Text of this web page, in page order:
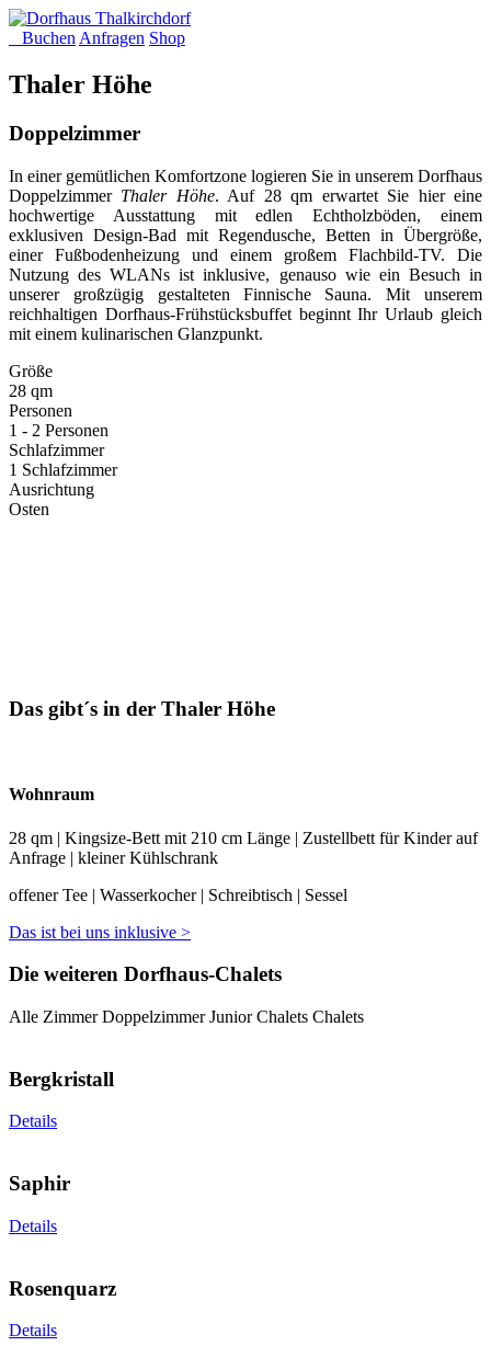
Buchen Anfragen Shop
Thaler Höhe
Doppelzimmer
In einer gemütlichen Komfortzone logieren Sie in unserem Dorfhaus
Doppelzimmer Thaler Höhe. Auf 28 qm erwartet Sie hier eine
hochwertige Ausstattung mit edlen Echtholzböden, einem
exklusiven Design-Bad mit Regendusche, Betten in Übergröße,
einer Fußbodenheizung und einem großem Flachbild-TV. Die
Nutzung des WLANs ist inklusive, genauso wie ein Besuch in
unserer großzügig gestalteten Finnische Sauna. Mit unserem
reichhaltigen Dorfhaus-Frühstücksbuffet beginnt Ihr Urlaub gleich
mit einem kulinarischen Glanzpunkt.
Größe
28 qm
Personen
1 - 2 Personen
Schlafzimmer
1 Schlafzimmer
Ausrichtung
Osten
Das gibt´s in der Thaler Höhe
Wohnraum
28 qm | Kingsize-Bett mit 210 cm Länge | Zustellbett für Kinder auf
Anfrage | kleiner Kühlschrank
offener Tee | Wasserkocher | Schreibtisch | Sessel
Das ist bei uns inklusive >
Die weiteren Dorfhaus-Chalets
Alle Zimmer Doppelzimmer Junior Chalets Chalets
Bergkristall
Details
Saphir
Details
Rosenquarz
Details